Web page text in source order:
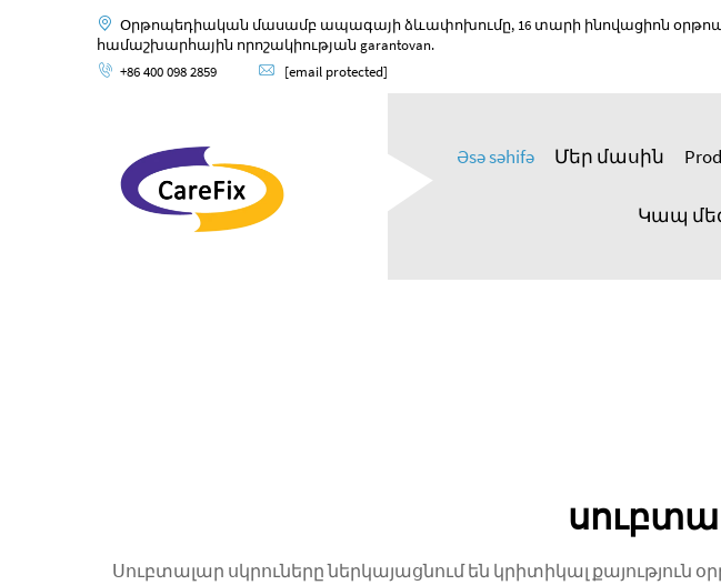
Օրթոպեդիական մասամբ ապագայի ձևափոխումը, 16 տարի ինովացիոն
համաշխարհային որոշակիության garantovan.
+86 400 098 2859
[email protected]
Əsə səhifə Մեր մասին
Կապ
Սուբտալար սկրուները ներկայացնում են կրիտիկալ